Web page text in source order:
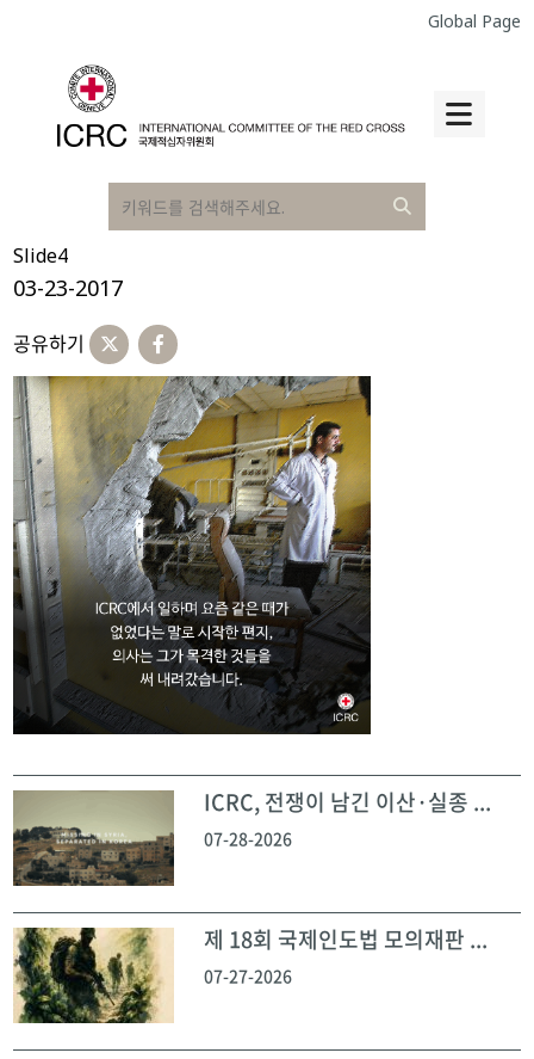
Global Page
Slide4
03-23-2017
공유하기
ICRC, 전쟁이 남긴 이산·실종 ...
07-28-2026
제 18회 국제인도법 모의재판 ...
07-27-2026